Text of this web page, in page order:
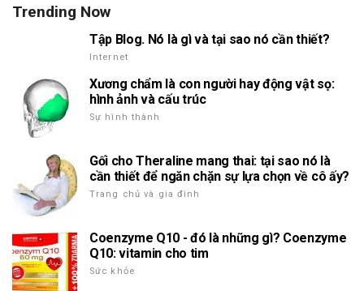
Trending Now
Tập Blog. Nó là gì và tại sao nó cần thiết?
Internet
Xương chẩm là con người hay động vật sọ:
hình ảnh và cấu trúc
Sự hình thành
Gối cho Theraline mang thai: tại sao nó là
cần thiết để ngăn chặn sự lựa chọn về cô ấy?
Trang chủ và gia đình
Coenzyme Q10 - đó là những gì? Coenzyme
Q10: vitamin cho tim
Sức khỏe